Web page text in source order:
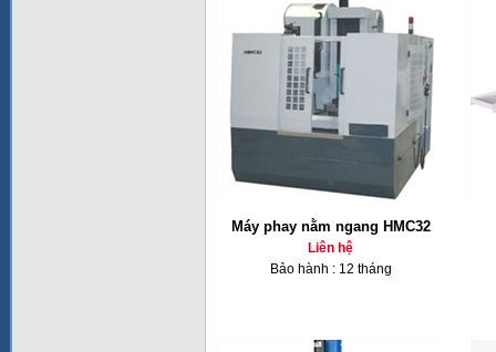
Máy phay nằm ngang HMC32
Liên hệ
Bảo hành : 12 tháng